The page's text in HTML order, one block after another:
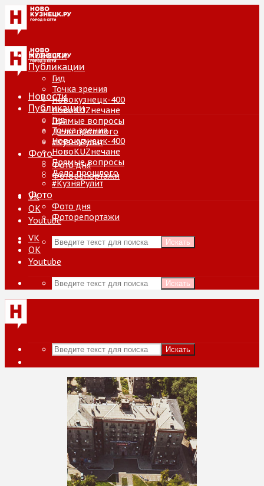
Новости
Публикации
Гид
Точка зрения
Новокузнецк-400
НовоKUZнечане
Прямые вопросы
Дело прошлого
#КузняРулит
Фото
Фото дня
Фоторепортажи
VK
ОК
Youtube
Искать
Новости
Публикации
Гид
Точка зрения
Новокузнецк-400
НовоKUZнечане
Прямые вопросы
Дело прошлого
#КузняРулит
Фото
Фото дня
Фоторепортажи
VK
ОК
Youtube
Искать
Искать